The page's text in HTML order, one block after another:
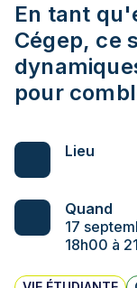
Lynx
et frais
en
les impacts
en
les impacts
En tant
Cégep, ce
pour
Lieu
Quand
17
18h00 à